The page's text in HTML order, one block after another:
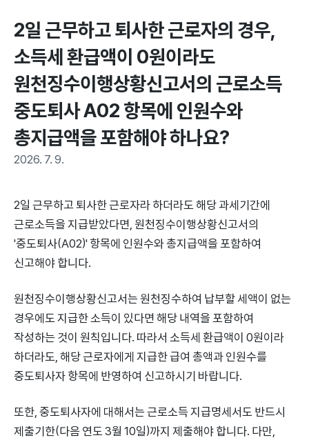
2일 근무하고 퇴사한 근로자의 경우,
소득세 환급액이 0원이라도
원천징수이행상황신고서의 근로소득
중도퇴사 A02 항목에 인원수와
총지급액을 포함해야 하나요?
2026. 7. 9.
2일 근무하고 퇴사한 근로자라 하더라도 해당 과세기간에
근로소득을 지급받았다면, 원천징수이행상황신고서의
'중도퇴사(A02)' 항목에 인원수와 총지급액을 포함하여
신고해야 합니다.
원천징수이행상황신고서는 원천징수하여 납부할 세액이 없는
경우에도 지급한 소득이 있다면 해당 내역을 포함하여
작성하는 것이 원칙입니다. 따라서 소득세 환급액이 0원이라
하더라도, 해당 근로자에게 지급한 급여 총액과 인원수를
중도퇴사자 항목에 반영하여 신고하시기 바랍니다.
또한, 중도퇴사자에 대해서는 근로소득 지급명세서도 반드시
제출기한(다음 연도 3월 10일)까지 제출해야 합니다. 다만,